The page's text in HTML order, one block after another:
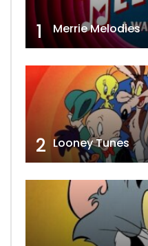
1 Merrie Melodies
2 Looney Tunes